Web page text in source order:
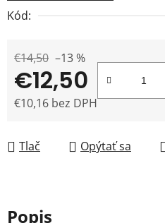
Kód:
€14,50 –13 %
€12,50
€10,16 bez DPH
Tlač Opýtať sa
Popis